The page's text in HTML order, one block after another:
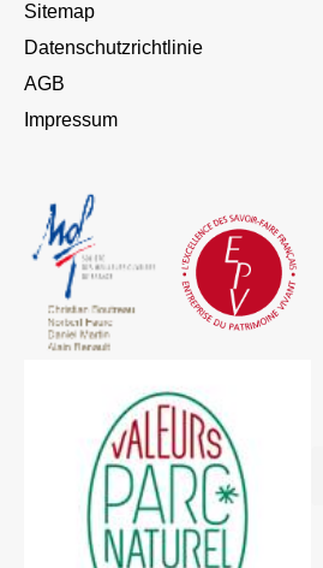
Sitemap
Datenschutzrichtlinie
AGB
Impressum